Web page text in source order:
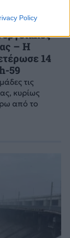
Policy
– Η
14
59
τις
κυρίως
από το